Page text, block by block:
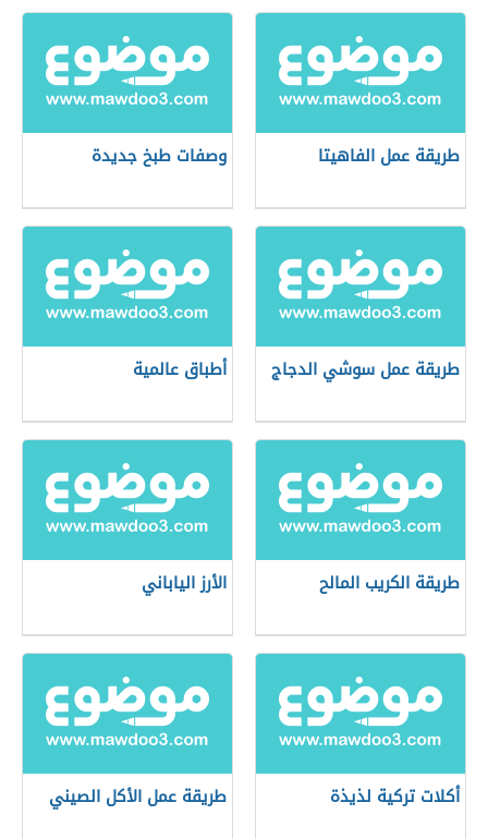
طريقة عمل الفاهيتا وصفات طبخ جديدة
طريقة عمل سوشي الدجاج أطباق عالمية
طريقة الكريب المالح الأرز الياباني
أكلات تركية لذيذة طريقة عمل الأكل الصيني